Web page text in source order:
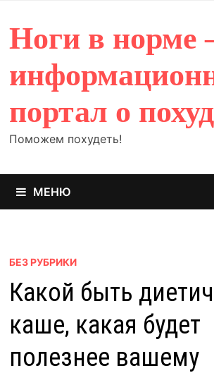
содержимому
Ноги в
портал о
Поможем похудеть!
МЕНЮ
БЕЗ РУБРИКИ
Какой быть
каше, какая будет
полезнее вашему